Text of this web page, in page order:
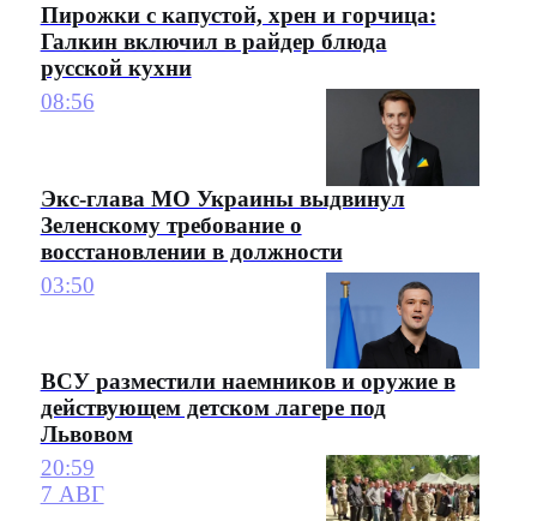
Пирожки с капустой, хрен и горчица:
Галкин включил в райдер блюда
русской кухни
08:56
Экс-глава МО Украины выдвинул
Зеленскому требование о
восстановлении в должности
03:50
ВСУ разместили наемников и оружие в
действующем детском лагере под
Львовом
20:59
7 АВГ